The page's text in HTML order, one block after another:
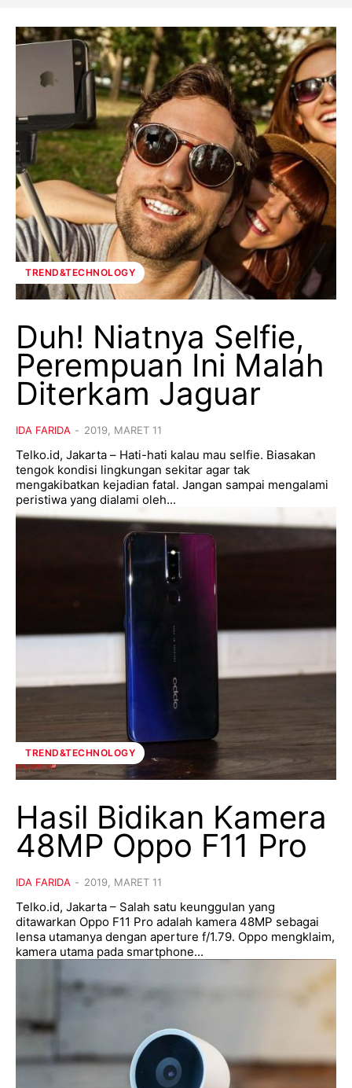
TREND&TECHNOLOGY
Duh! Niatnya Selfie,
Perempuan Ini Malah
Diterkam Jaguar
IDA FARIDA - 2019, MARET 11
Telko.id, Jakarta – Hati-hati kalau mau selfie. Biasakan
tengok kondisi lingkungan sekitar agar tak
mengakibatkan kejadian fatal. Jangan sampai mengalami
peristiwa yang dialami oleh...
TREND&TECHNOLOGY
Hasil Bidikan Kamera
48MP Oppo F11 Pro
IDA FARIDA - 2019, MARET 11
Telko.id, Jakarta – Salah satu keunggulan yang
ditawarkan Oppo F11 Pro adalah kamera 48MP sebagai
lensa utamanya dengan aperture f/1.79. Oppo mengklaim,
kamera utama pada smartphone...